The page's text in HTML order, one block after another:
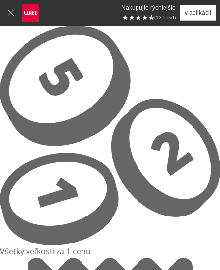
Nakupujte rýchlejšie
(13.2 tsd)
v aplikácii
Prejsť na hlavný obsah
Všetky veľkosti za 1 cenu